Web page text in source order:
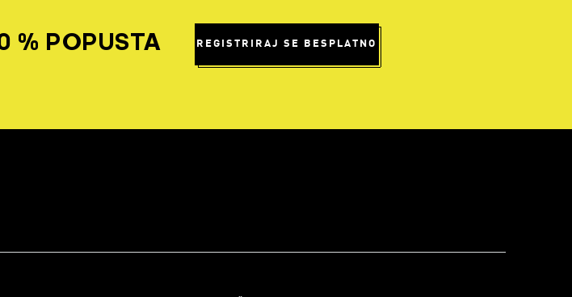
% POPUSTA REGISTRIRAJ SE BESPLATNO